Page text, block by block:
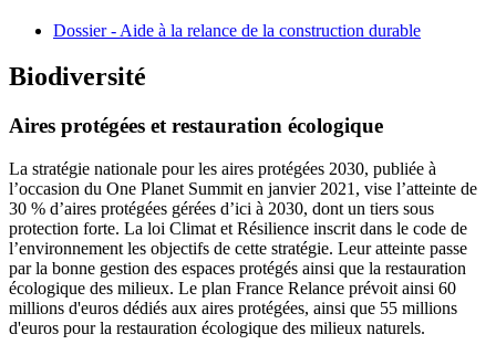
Dossier - Aide à la relance de la construction durable
Biodiversité
Aires protégées et restauration écologique
La stratégie nationale pour les aires protégées 2030, publiée à
l’occasion du One Planet Summit en janvier 2021, vise l’atteinte de
30 % d’aires protégées gérées d’ici à 2030, dont un tiers sous
protection forte. La loi Climat et Résilience inscrit dans le code de
l’environnement les objectifs de cette stratégie. Leur atteinte passe
par la bonne gestion des espaces protégés ainsi que la restauration
écologique des milieux. Le plan France Relance prévoit ainsi 60
millions d'euros dédiés aux aires protégées, ainsi que 55 millions
d'euros pour la restauration écologique des milieux naturels.